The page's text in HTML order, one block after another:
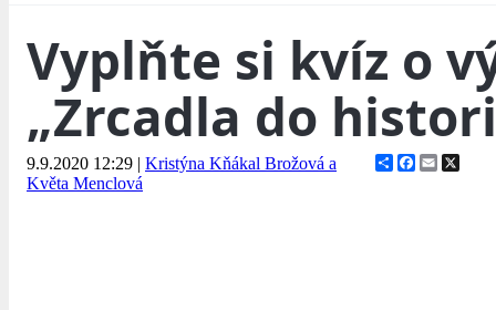
Vyplňte si kvíz o
„Zrcadla do
9.9.2020 12:29 | Kristýna Kňákal Brožová a
Květa Menclová
ShareFacebook
Email